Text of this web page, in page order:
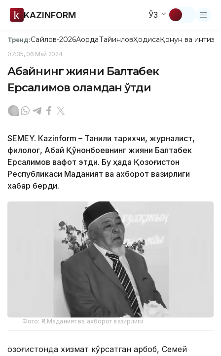
KAZINFORM ЎЗ
Тренд:Сайлов-2026АқордаТайинловҲодисаҚонун ва
07:35, 06 Май 2024
Абайнинг жияни Балтабек
Ерсалимов оламдан ўтди
SEMEY. Кazinform – Таниқли тарихчи, журналист,
филолог, Абай Қўнонбоевнинг жияни Балтабек
Ерсалимов вафот этди. Бу ҳақда Қозоғистон
Республикаси Маданият ва ахборот вазирлиги
хабар берди.
Фото: ҚР Маданият ва ахборот вазирлиги
Қозоғистонда хизмат кўрсатган арбоб, Семей